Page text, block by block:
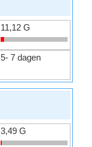
11,12 G
5- 7 dagen
3,49 G